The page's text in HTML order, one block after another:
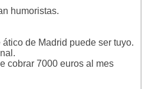
humoristas.
de Madrid puede ser tuyo.
cobrar 7000 euros al mes